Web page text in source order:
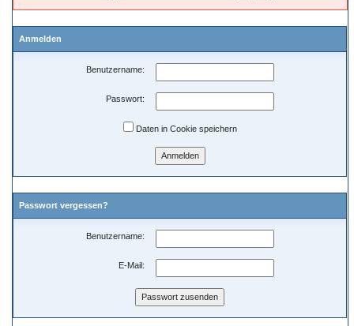
Anmelden
Benutzername:
Passwort:
Daten in Cookie speichern
Passwort vergessen?
Benutzername:
E-Mail: